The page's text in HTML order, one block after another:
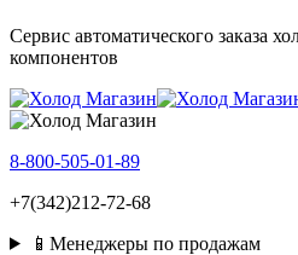
Сервис автоматического заказа
компонентов
8-800-505-01-89
+7(342)212-72-68
📱Менеджеры по продажам